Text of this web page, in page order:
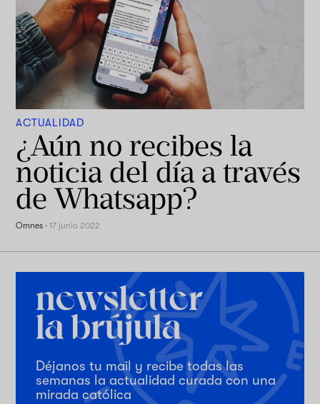
ACTUALIDAD
¿Aún no recibes la
noticia del día a través
de Whatsapp?
Omnes ·17 junio 2022
Déjanos tu mail y recibe todas las
semanas la actualidad curada con una
mirada católica